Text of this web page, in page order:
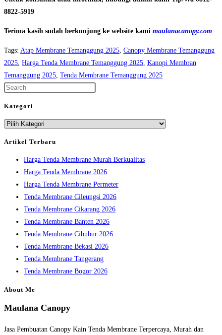
8822-5919
Terima kasih sudah berkunjung ke website kami maulanacanopy.com
Tags: Atap Membrane Temanggung 2025, Canopy Membrane Temanggung
2025, Harga Tenda Membrane Temanggung 2025, Kanopi Membran
Temanggung 2025, Tenda Membrane Temanggung 2025
panel.
Kategori
Kategori
Artikel Terbaru
Harga Tenda Membrane Murah Berkualitas
Harga Tenda Membrane 2026
Harga Tenda Membrane Permeter
Tenda Membrane Cileungsi 2026
Tenda Membrane Cikarang 2026
Tenda Membrane Banten 2026
Tenda Membrane Cibubur 2026
Tenda Membrane Bekasi 2026
Tenda Membrane Tangerang
Tenda Membrane Bogor 2026
About Me
Maulana Canopy
Jasa Pembuatan Canopy Kain Tenda Membrane Terpercaya, Murah dan